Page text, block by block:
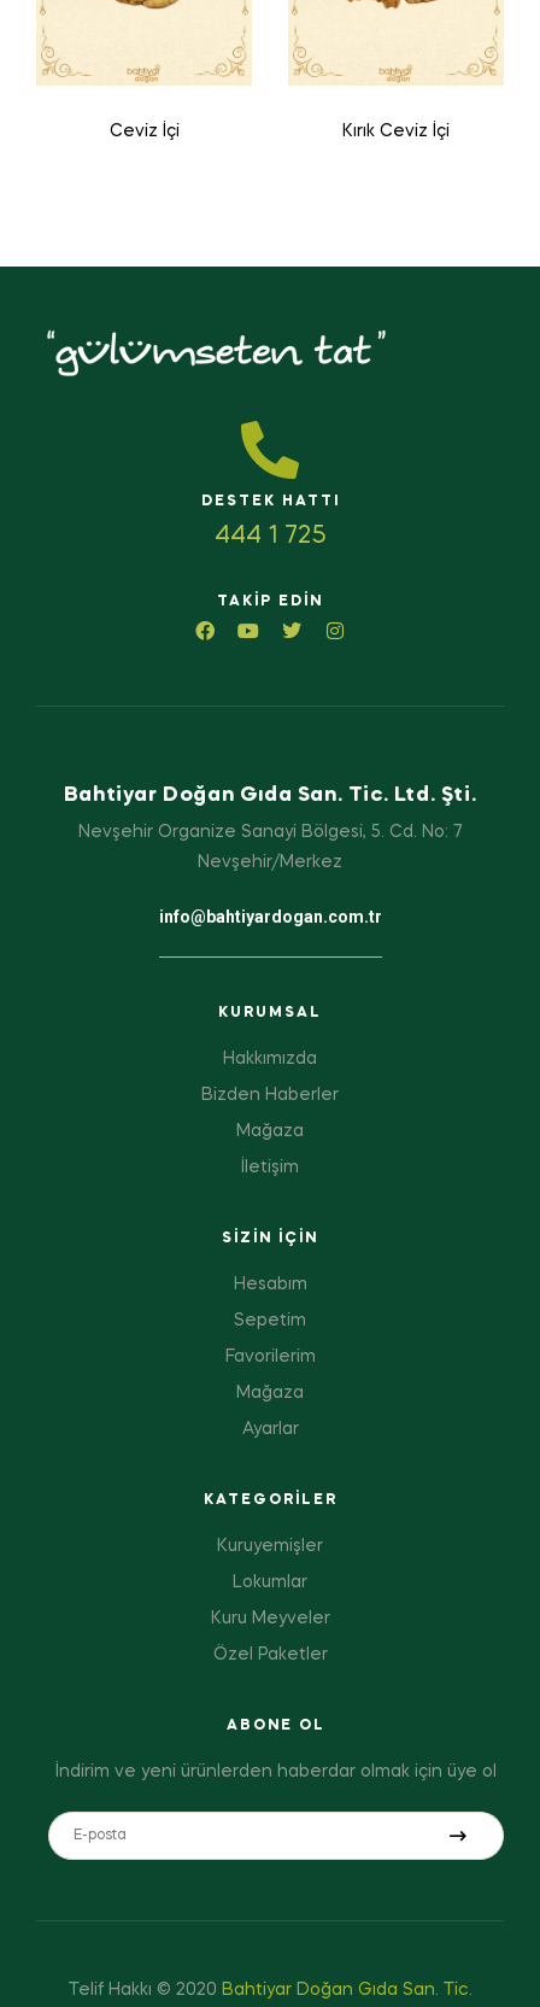
Ceviz İçi Kırık Ceviz İçi
DESTEK HATTI
444 1 725
TAKIP EDIN
Bahtiyar Doğan Gıda San. Tic. Ltd. Şti.
Nevşehir Organize Sanayi Bölgesi, 5. Cd. No: 7
Nevşehir/Merkez
info@bahtiyardogan.com.tr
KURUMSAL
Hakkımızda
Bizden Haberler
Mağaza
İletişim
SIZIN IÇIN
Hesabım
Sepetim
Favorilerim
Mağaza
Ayarlar
KATEGORILER
Kuruyemişler
Lokumlar
Kuru Meyveler
Özel Paketler
ABONE OL
İndirim ve yeni ürünlerden haberdar olmak için üye ol
Telif Hakkı © 2020 Bahtiyar Doğan Gıda San. Tic.